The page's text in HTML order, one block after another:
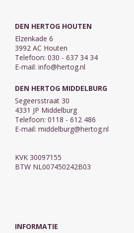
DEN HERTOG HOUTEN
Elzenkade 6
3992 AC Houten
Telefoon: 030 - 637 34 34
E-mail: info@hertog.nl
DEN HERTOG MIDDELBURG
Segeersstraat 30
4331 JP Middelburg
Telefoon: 0118 - 612 486
E-mail: middelburg@hertog.nl
KVK 30097155
BTW NL007450242B03
INFORMATIE